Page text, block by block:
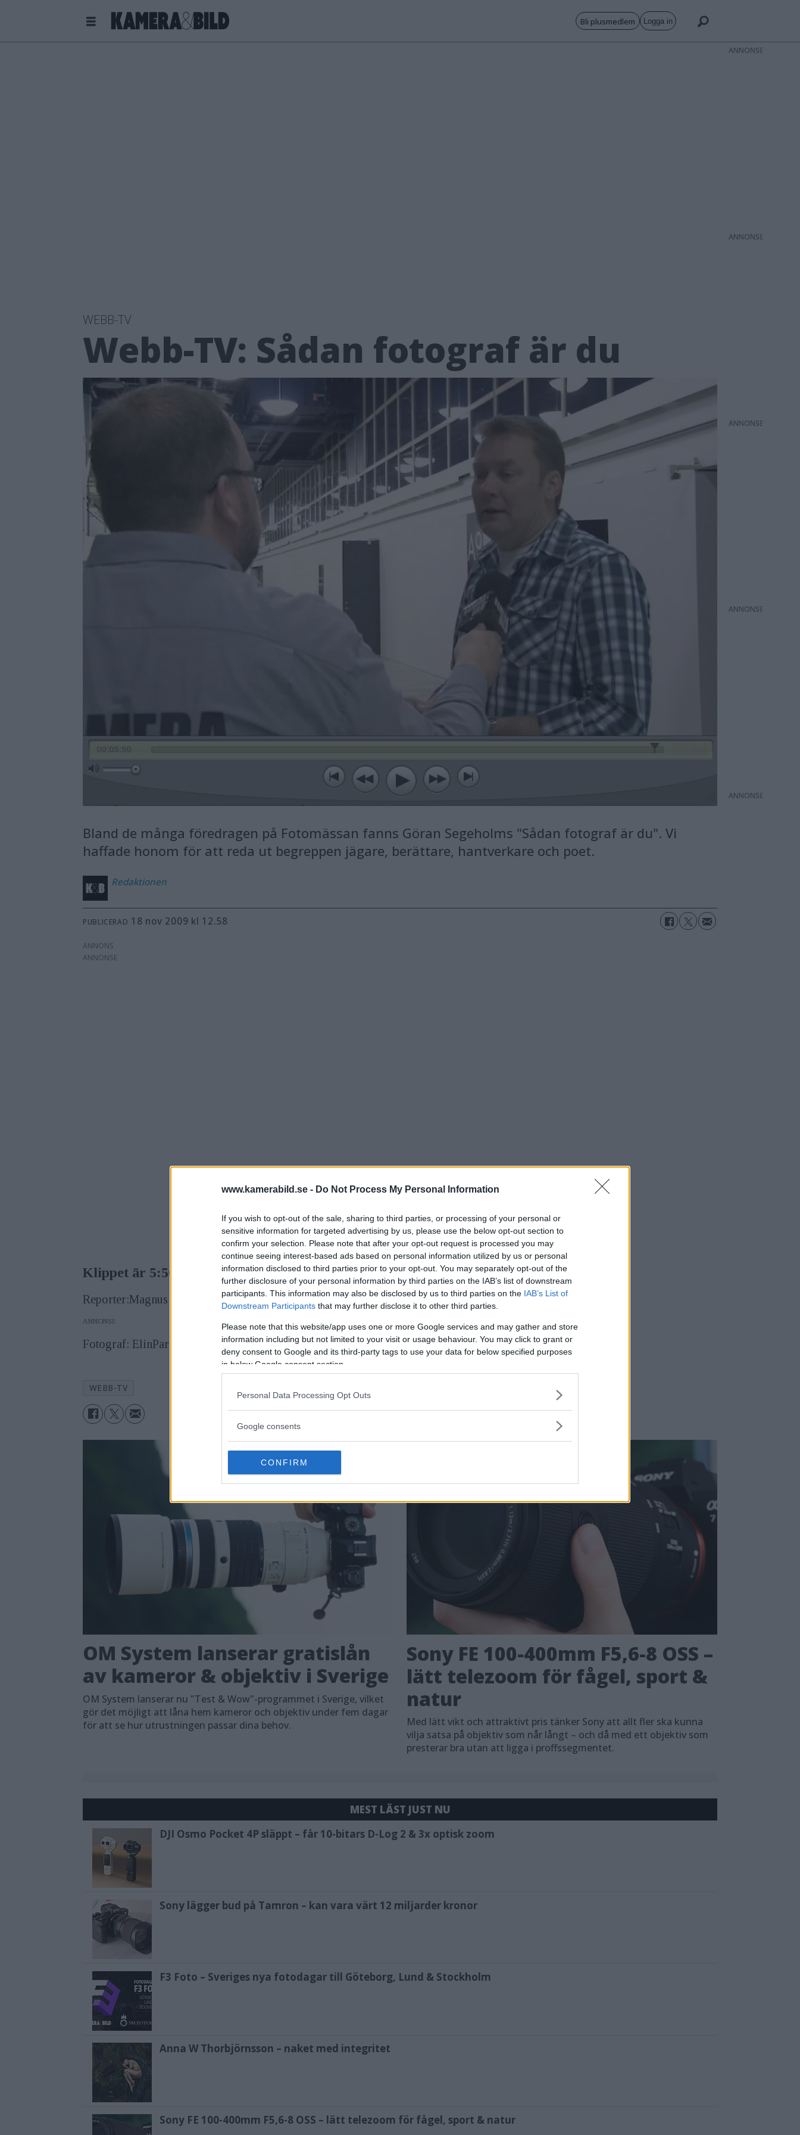
www.kamerabild.se - Do Not Process My Personal Information
If you wish to opt-out of the sale, sharing to third parties, or processing of your personal or
sensitive information for targeted advertising by us, please use the below opt-out section to
confirm your selection. Please note that after your opt-out request is processed you may
continue seeing interest-based ads based on personal information utilized by us or personal
information disclosed to third parties prior to your opt-out. You may separately opt-out of the
further disclosure of your personal information by third parties on the IAB’s list of downstream
participants. This information may also be disclosed by us to third parties on the IAB’s List of
Downstream Participants that may further disclose it to other third parties.
Please note that this website/app uses one or more Google services and may gather and store
information including but not limited to your visit or usage behaviour. You may click to grant or
deny consent to Google and its third-party tags to use your data for below specified purposes
in below Google consent section.
Personal Data Processing Opt Outs
Google consents
CONFIRM
Bli plusmedlem Logga in
WEBB-TV
Webb-TV: Sådan fotograf är du
Bland de många föredragen på Fotomässan fanns Göran Segeholms "Sådan fotograf är du". Vi
haffade honom för att reda ut begreppen jägare, berättare, hantverkare och poet.
Redaktionen
PUBLICERAD 18 nov 2009 kl 12.58
ANNONS
Klippet är 5:56 minuter långt.
Reporter:Magnus Fröderberg.
ANNONS
Fotograf: ElinParmhed.
WEBB-TV
OM System lanserar gratislån
av kameror & objektiv i Sverige
OM System lanserar nu "Test & Wow"-programmet i Sverige, vilket
gör det möjligt att låna hem kameror och objektiv under fem dagar
för att se hur utrustningen passar dina behov.
Sony FE 100-400mm F5,6-8 OSS –
lätt telezoom för fågel, sport &
natur
Med lätt vikt och attraktivt pris tänker Sony att allt fler ska kunna
vilja satsa på objektiv som når långt – och då med ett objektiv som
presterar bra utan att ligga i proffssegmentet.
MEST LÄST JUST NU
DJI Osmo Pocket 4P släppt – får 10-bitars D-Log 2 & 3x optisk zoom
Sony lägger bud på Tamron – kan vara värt 12 miljarder kronor
F3 Foto – Sveriges nya fotodagar till Göteborg, Lund & Stockholm
Anna W Thorbjörnsson – naket med integritet
Sony FE 100-400mm F5,6-8 OSS – lätt telezoom för fågel, sport & natur
ANNONS
ANNONS
ANNONS
ANNONS
ANNONS